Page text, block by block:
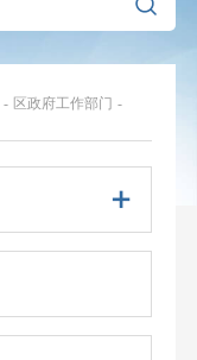
- 区政府工作部门 -